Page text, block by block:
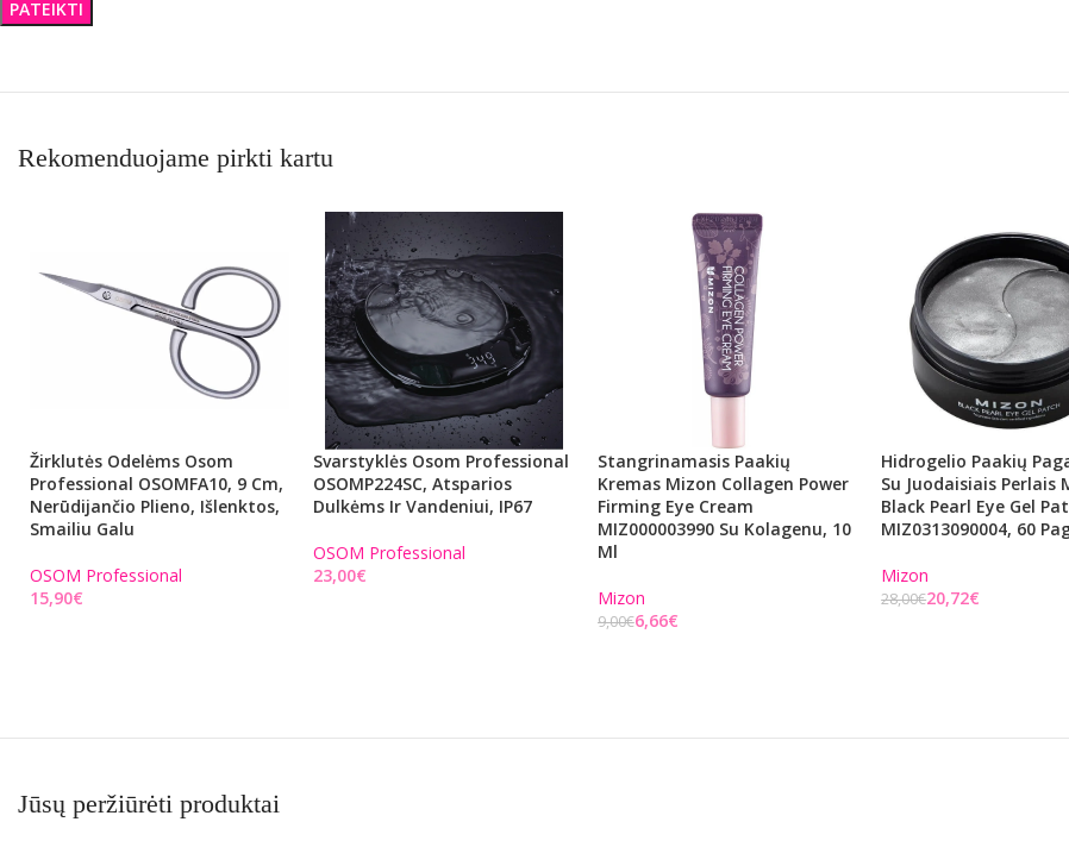
Rekomenduojame pirkti kartu
Žirklutės Odelėms Osom
Professional OSOMFA10, 9 Cm,
Nerūdijančio Plieno, Išlenktos,
Smailiu Galu
OSOM Professional
€
Svarstyklės Osom Professional
OSOMP224SC, Atsparios
Dulkėms Ir Vandeniui, IP67
OSOM Professional
€
Stangrinamasis Paakių
Kremas Mizon Collagen Power
Firming Eye Cream
MIZ000003990 Su Kolagenu, 10
Ml
Mizon
9,00€6,66€
Hidrogelio Paakių
Su Juodaisiais Perlais
Black Pearl Eye Gel
MIZ0313090004, 60
Mizon
28,00€20,72€
Jūsų peržiūrėti produktai